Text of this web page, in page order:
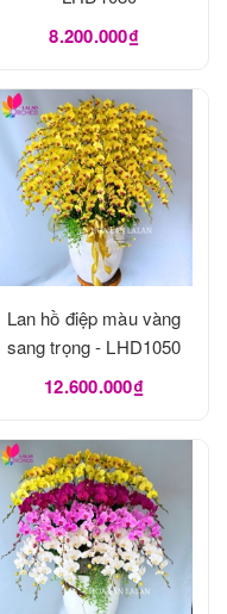
8.200.000₫
Lan hồ điệp màu vàng
sang trọng - LHD1050
12.600.000₫